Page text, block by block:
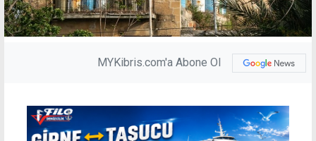
MYKibris.com'a Abone Ol